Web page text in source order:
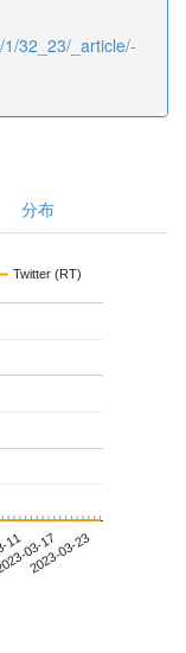
32_23/_article/-
分布
Twitter (RT)
1103-17
2023-03-23